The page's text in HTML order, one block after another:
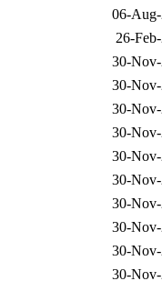
06-
26-
30-
30-
30-
30-
30-
30-
30-
30-
30-
30-